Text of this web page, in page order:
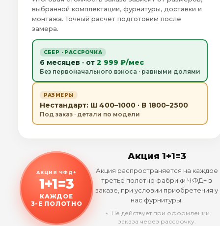
выбранной комплектации, фурнитуры, доставки и
монтажа. Точный расчёт подготовим после
замера.
СБЕР · РАССРОЧКА
6 месяцев · от 2 999 ₽/мес
Без первоначального взноса · равными долями
РАЗМЕРЫ
Нестандарт: Ш 400–1000 · В 1800–2500
Под заказ · детали по модели
АКЦИЯ ЧФД+
1+1=3
КАЖДОЕ
3-Е ПОЛОТНО
Акция 1+1=3
Акция распространяется на каждое
третье полотно фабрики ЧФД+ в
заказе, при условии приобретения у
нас фурнитуры.
﹡ Не действует при оформлении
заказа через рассрочку.